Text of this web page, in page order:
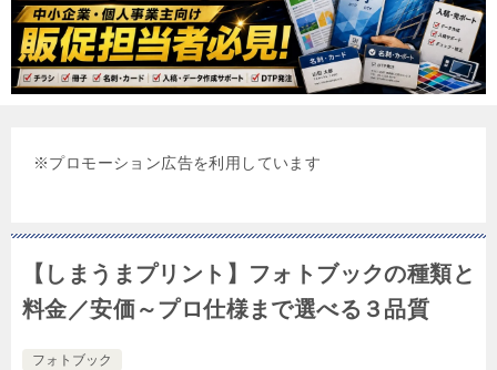
※プロモーション広告を利用しています
【しまうまプリント】フォトブックの種類と
料金／安価～プロ仕様まで選べる３品質
フォトブック